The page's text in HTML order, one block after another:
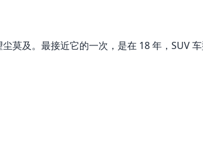
及。最接近它的一次，是在 18 年，SUV